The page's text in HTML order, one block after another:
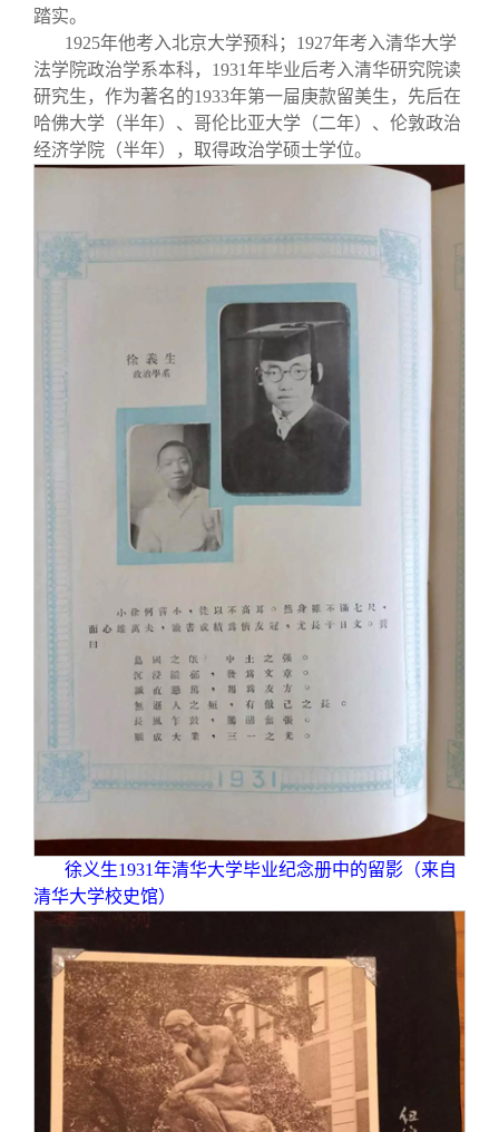
踏实。
1925年他考入北京大学预科；1927年考入清华大学
法学院政治学系本科，1931年毕业后考入清华研究院读
研究生，作为著名的1933年第一屇庚款留美生，先后在
哈佛大学（半年）、哥伦比亚大学（二年）、伦敦政治
经济学院（半年），取得政治学硕士学位。
徐义生1931年清华大学毕业纪念册中的留影（来自
清华大学校史馆）